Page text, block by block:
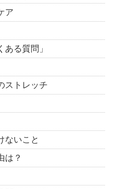
ア
る質問」
ストレッチ
ないこと
は？